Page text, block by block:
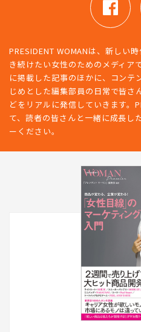
PRESIDENT WOMANは、新しい
き続けたい女性のためのメディア
に掲載した記事のほかに、コンテ
じめとした編集部員の日常で皆さ
どをリアルに発信していきます。
て、読者の皆さんと一緒に成長し
ーください。